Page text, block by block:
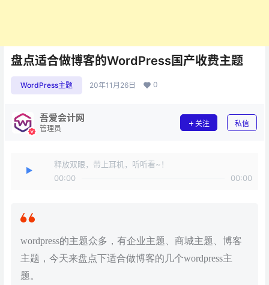
盘点适合做博客的WordPress国产收费主题
WordPress主题 20年11月26日 0
吾爱会计网
管理员
关注 私信
释放双眼，带上耳机，听听看~！
00:00
00:00
wordpress的主题众多，有企业主题、商城主题、博客
主题，今天来盘点下适合做博客的几个wordpress主
题。